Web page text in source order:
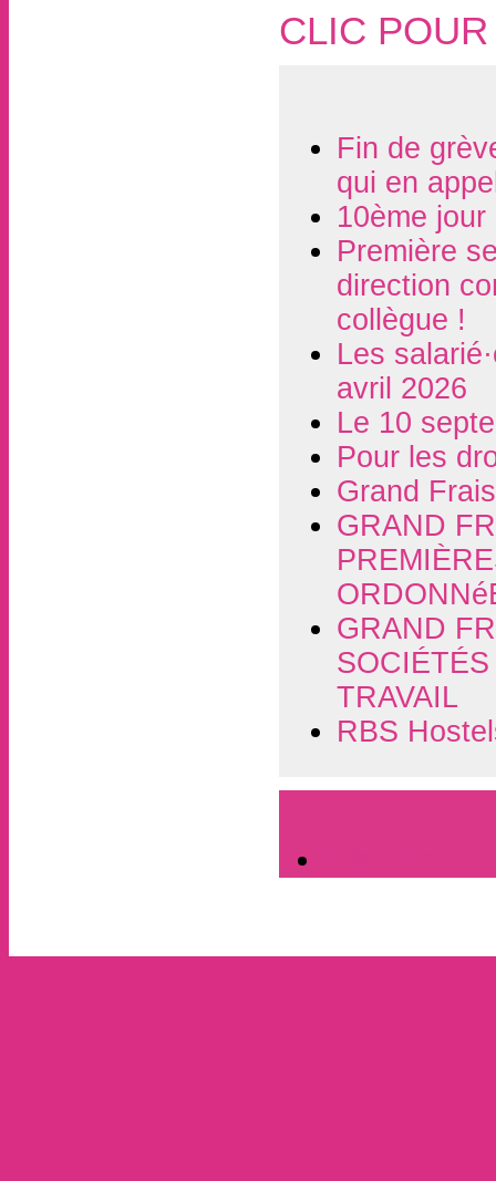
CLIC
Fin de
qui en
10ème
Première
direction
collègue !
Les
avril 2026
Le 10
Pour les
Grand
GRAND
GRAND
TRAVAIL
RBS